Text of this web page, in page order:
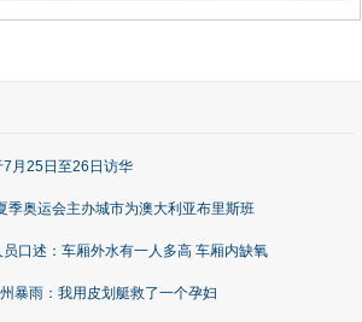
月25日至26日访华
季奥运会主办城市为澳大利亚布里斯班
口述：车厢外水有一人多高 车厢内缺氧
暴雨：我用皮划艇救了一个孕妇